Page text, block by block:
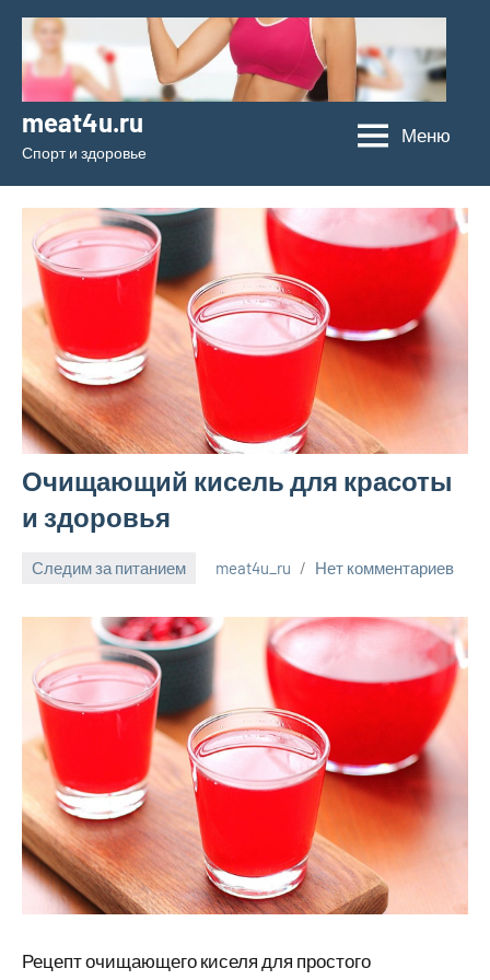
Перейти
содержимому
meat4u.ru
Спорт и здоровье
Меню
Очищающий кисель для красоты
и здоровья
Следим за питанием meat4u_ru Нет комментариев
Рецепт очищающего киселя для простого